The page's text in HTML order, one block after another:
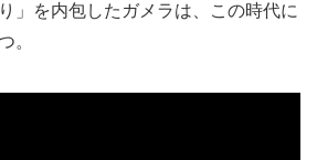
」を内包したガメラは、この時代に
。